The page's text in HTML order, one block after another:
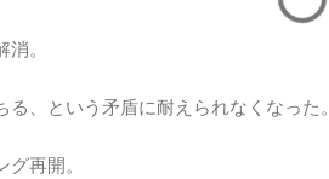
。
、という矛盾に耐えられなくなった。
再開。